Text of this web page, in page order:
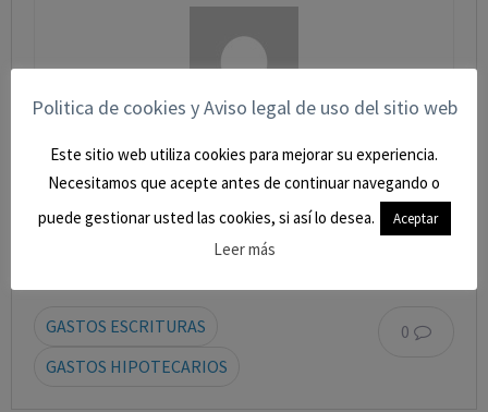
agustinzm
Comparte esto:
0
GASTOS ESCRITURAS
GASTOS HIPOTECARIOS
Politica de cookies y Aviso legal de uso del sitio web
Este sitio web utiliza cookies para mejorar su experiencia.
Necesitamos que acepte antes de continuar navegando o
puede gestionar usted las cookies, si así lo desea.
Aceptar
Leer más